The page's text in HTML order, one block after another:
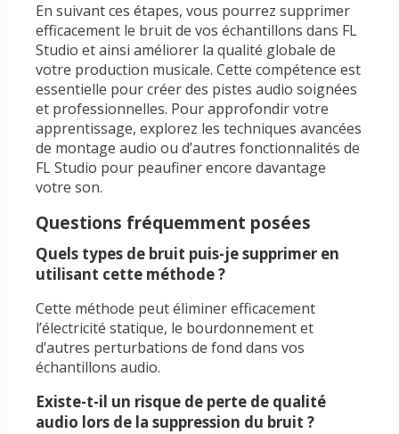
En suivant ces étapes, vous pourrez supprimer
efficacement le bruit de vos échantillons dans FL
Studio et ainsi améliorer la qualité globale de
votre production musicale. Cette compétence est
essentielle pour créer des pistes audio soignées
et professionnelles. Pour approfondir votre
apprentissage, explorez les techniques avancées
de montage audio ou d’autres fonctionnalités de
FL Studio pour peaufiner encore davantage
votre son.
Questions fréquemment posées
Quels types de bruit puis-je supprimer en
utilisant cette méthode ?
Cette méthode peut éliminer efficacement
l’électricité statique, le bourdonnement et
d’autres perturbations de fond dans vos
échantillons audio.
Existe-t-il un risque de perte de qualité
audio lors de la suppression du bruit ?